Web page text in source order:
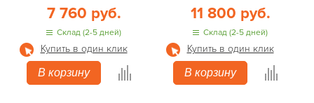
7 760 руб.
Склад (2-5 дней)
Купить в один клик
В корзину
11 800 руб.
Склад (2-5 дней)
Купить в один клик
В корзину